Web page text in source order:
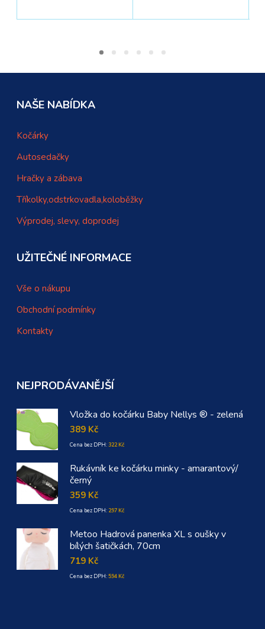
NAŠE NABÍDKA
Kočárky
Autosedačky
Hračky a zábava
Tříkolky,odstrkovadla,koloběžky
Výprodej, slevy, doprodej
UŽITEČNÉ INFORMACE
Vše o nákupu
Obchodní podmínky
Kontakty
NEJPRODÁVANĚJŠÍ
Vložka do kočárku Baby Nellys ® - zelená
389 Kč
Cena bez DPH:322Kč
Rukávník ke kočárku minky - amarantový/
černý
359 Kč
Cena bez DPH: 297 Kč
Metoo Hadrová panenka XL s oušky v
bílých šatičkách, 70cm
719 Kč
Cena bez DPH:594 Kč